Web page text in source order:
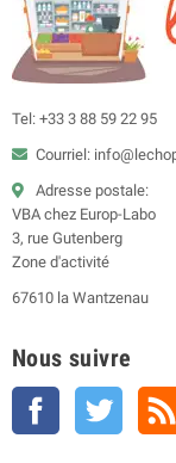
Tel: +33 3 88 59 22 95
Courriel:
Adresse postale:
VBA chez Europ-Labo
3, rue Gutenberg
Zone d'activité
67610 la Wantzenau
Nous suivre
Facebook Twitter